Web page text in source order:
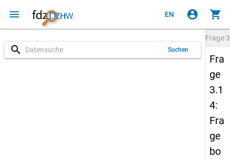
menu EN account_circle shopping_cart
search Suchen
Frage
Fra
ge
3.1
4:
Fra
ge
bo